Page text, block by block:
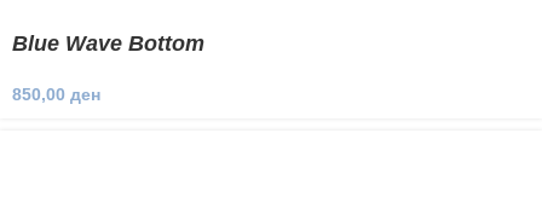
Blue Wave Bottom
850,00 ден